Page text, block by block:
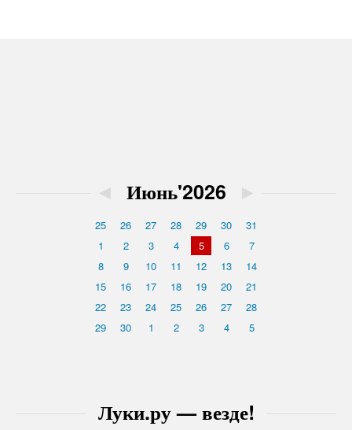
Луки.ру — везде!
◄ Июнь'2026 ►
25 26 27 28 29 30
31
1
2 3 4 5 6
7
8
9 10 11 12 13
14
15
16 17 18 19 20
21
22
23 24 25 26 27
28
29
30 1 2 3 4 5